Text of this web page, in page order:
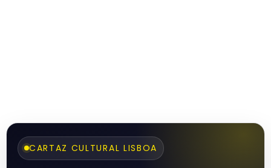
CARTAZ CULTURAL LISBOA